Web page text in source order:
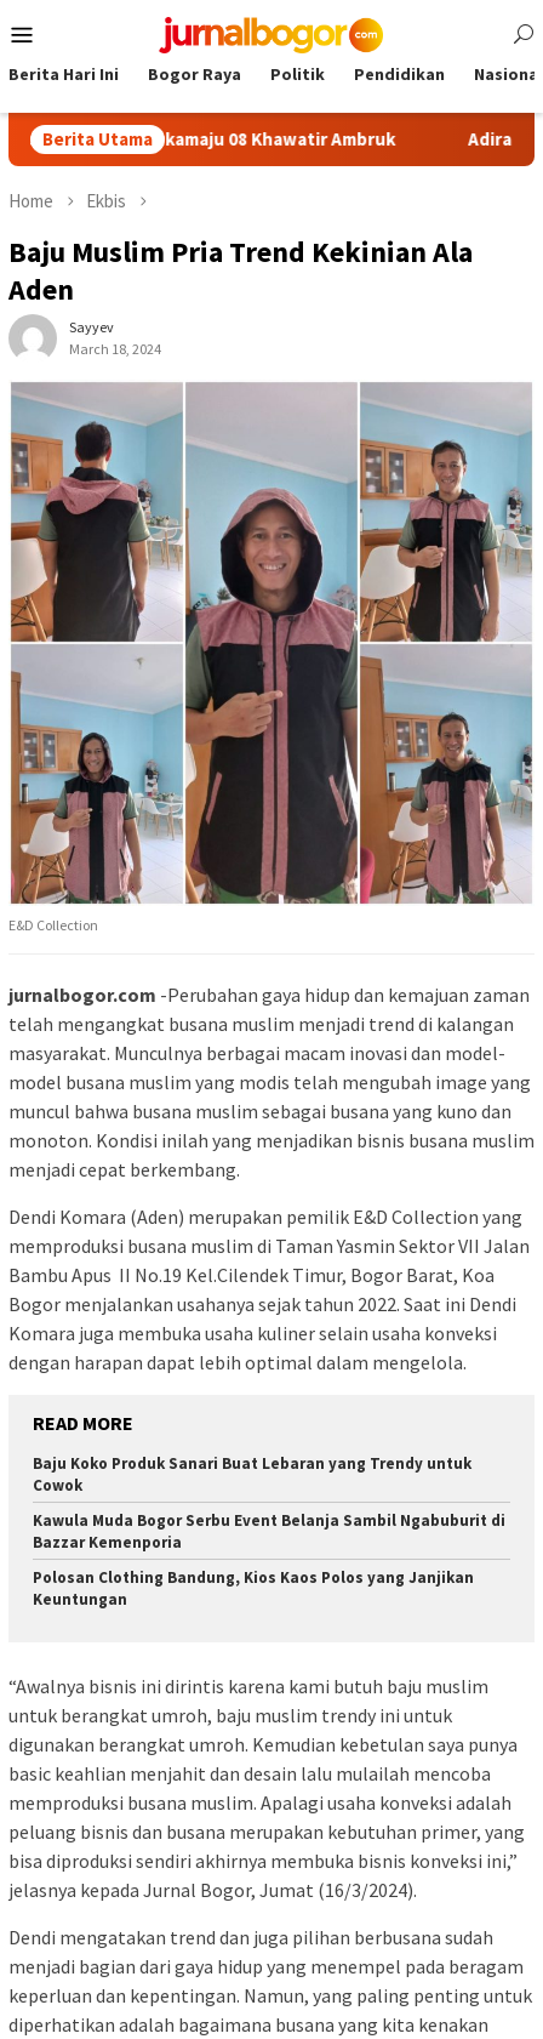
to
Menu
Berita Hari Ini Bogor Raya Politik Pendidikan Nasional
Berita Utama
SDN Sukamaju 08 Khawatir Ambruk Adira Expo
Home Ekbis
Baju Muslim Pria Trend Kekinian Ala
Aden
Sayyev
March 18, 2024
E&D Collection
jurnalbogor.com -Perubahan gaya hidup dan kemajuan zaman
telah mengangkat busana muslim menjadi trend di kalangan
masyarakat. Munculnya berbagai macam inovasi dan model-
model busana muslim yang modis telah mengubah image yang
muncul bahwa busana muslim sebagai busana yang kuno dan
monoton. Kondisi inilah yang menjadikan bisnis busana muslim
menjadi cepat berkembang.
Dendi Komara (Aden) merupakan pemilik E&D Collection yang
memproduksi busana muslim di Taman Yasmin Sektor VII Jalan
Bambu Apus II No.19 Kel.Cilendek Timur, Bogor Barat, Koa
Bogor menjalankan usahanya sejak tahun 2022. Saat ini Dendi
Komara juga membuka usaha kuliner selain usaha konveksi
dengan harapan dapat lebih optimal dalam mengelola.
READ MORE
Baju Koko Produk Sanari Buat Lebaran yang Trendy untuk
Cowok
Kawula Muda Bogor Serbu Event Belanja Sambil Ngabuburit di
Bazzar Kemenporia
Polosan Clothing Bandung, Kios Kaos Polos yang Janjikan
Keuntungan
“Awalnya bisnis ini dirintis karena kami butuh baju muslim
untuk berangkat umroh, baju muslim trendy ini untuk
digunakan berangkat umroh. Kemudian kebetulan saya punya
basic keahlian menjahit dan desain lalu mulailah mencoba
memproduksi busana muslim. Apalagi usaha konveksi adalah
peluang bisnis dan busana merupakan kebutuhan primer, yang
bisa diproduksi sendiri akhirnya membuka bisnis konveksi ini,”
jelasnya kepada Jurnal Bogor, Jumat (16/3/2024).
Dendi mengatakan trend dan juga pilihan berbusana sudah
menjadi bagian dari gaya hidup yang menempel pada beragam
keperluan dan kepentingan. Namun, yang paling penting untuk
diperhatikan adalah bagaimana busana yang kita kenakan